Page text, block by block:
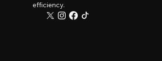
efficiency.